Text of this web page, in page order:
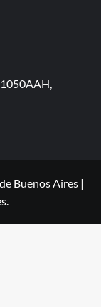
Buenos Aires |